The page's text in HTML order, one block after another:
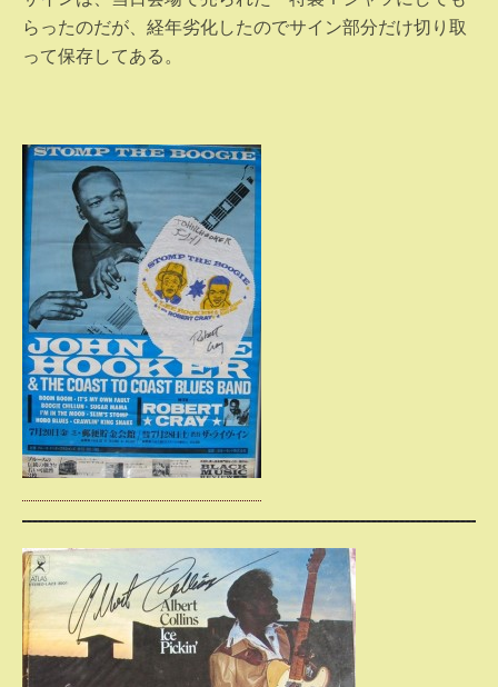
らったのだが、経年劣化したのでサイン部分だけ切り取
って保存してある。